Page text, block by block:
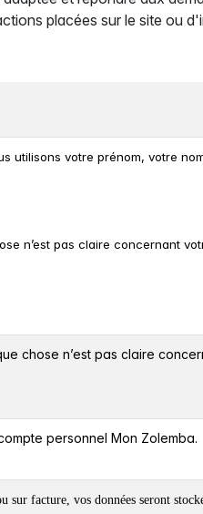
placées sur le site ou
utilisons votre prénom, votre
n’est pas claire concernant
chose n’est pas claire
personnel Mon Zolemba.
facture, vos données seront